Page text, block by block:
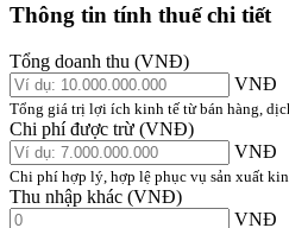
Thông tin tính thuế chi tiết
Tổng doanh thu (VNĐ)
VNĐ
Tổng giá trị lợi ích kinh tế từ bán hàng,
Chi phí được trừ (VNĐ)
VNĐ
Chi phí hợp lý, hợp lệ phục vụ sản xuất
Thu nhập khác (VNĐ)
VNĐ